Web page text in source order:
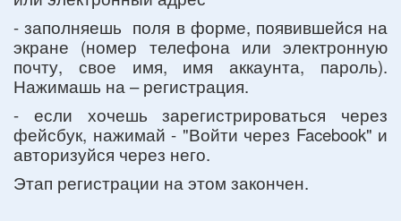
- заполняешь поля в форме, появившейся на
экране (номер телефона или электронную
почту, свое имя, имя аккаунта, пароль).
Нажимашь на – регистрация.
- если хочешь зарегистрироваться через
фейсбук, нажимай - "Войти через Facebook" и
авторизуйся через него.
Этап регистрации на этом закончен.